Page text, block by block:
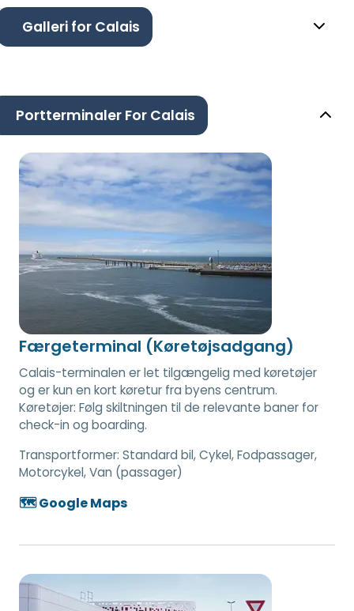
Galleri for Calais
Portterminaler For Calais
Færgeterminal (Køretøjsadgang)
Calais-terminalen er let tilgængelig med køretøjer
og er kun en kort køretur fra byens centrum.
Køretøjer: Følg skiltningen til de relevante baner for
check-in og boarding.
Transportformer: Standard bil, Cykel, Fodpassager,
Motorcykel, Van (passager)
🗺️ Google Maps